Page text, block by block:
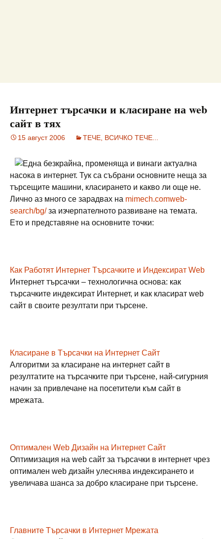
Интернет търсачки и класиране на web
сайт в тях
15 август 2006 ТЕЧЕ, ВСИЧКО ТЕЧЕ...
Една безкрайна, променяща и винаги актуална
насока в интернет. Тук са събрани основните неща за
търсещите машини, класирането и какво ли още не.
Лично аз много се зарадвах на mimech.comweb-
search/bg/за изчерпателното развиване на темата.
Ето и представяне на основните точки:
Как Работят Интернет Търсачките и Индексират Web
Интернет търсачки – технологична основа: как
търсачките индексират Интернет, и как класират web
сайт в своите резултати при търсене.
Класиране в Търсачки на Интернет Сайт
Алгоритми за класиране на интернет сайт в
резултатите на търсачките при търсене, най-сигурния
начин за привлечане на посетители към сайт в
мрежата.
Оптимален Web Дизайн на Интернет Сайт
Оптимизация на web сайт за търсачки в интернет чрез
оптимален web дизайн улеснява индексирането и
увеличава шанса за добро класиране при търсене.
Главните Търсачки в Интернет Мрежата